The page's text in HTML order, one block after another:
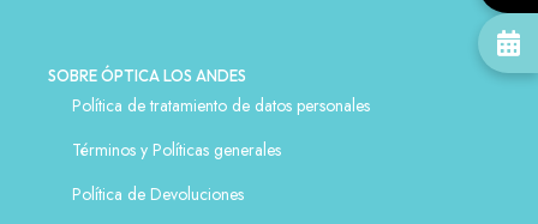
SOBRE ÓPTICA LOS ANDES
Política de tratamiento de datos personales
Términos y Políticas generales
Política de Devoluciones